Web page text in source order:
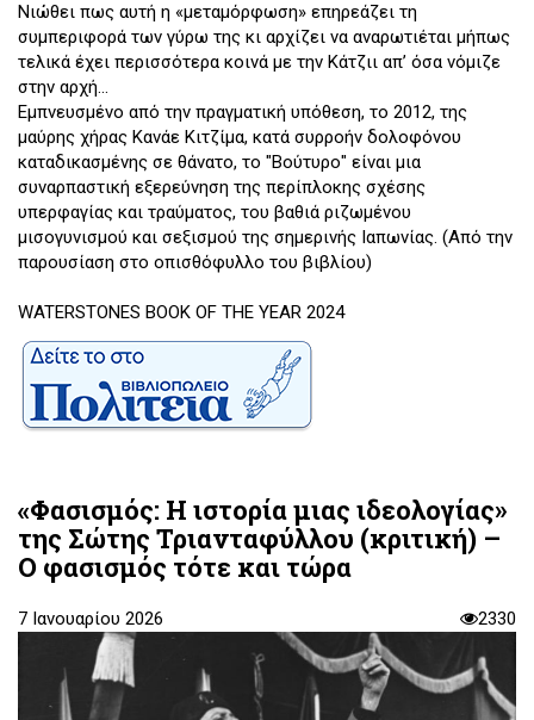
Νιώθει πως αυτή η «μεταμόρφωση» επηρεάζει τη
συμπεριφορά των γύρω της κι αρχίζει να αναρωτιέται μήπως
τελικά έχει περισσότερα κοινά με την Κάτζιι απ’ όσα νόμιζε
στην αρχή...
Εμπνευσμένο από την πραγματική υπόθεση, το 2012, της
μαύρης χήρας Κανάε Κιτζίμα, κατά συρροήν δολοφόνου
καταδικασμένης σε θάνατο, το "Βούτυρο" είναι μια
συναρπαστική εξερεύνηση της περίπλοκης σχέσης
υπερφαγίας και τραύματος, του βαθιά ριζωμένου
μισογυνισμού και σεξισμού της σημερινής Ιαπωνίας. (Από την
παρουσίαση στο οπισθόφυλλο του βιβλίου)
WATERSTONES BOOK OF THE YEAR 2024
«Φασισμός: Η ιστορία μιας ιδεολογίας»
της Σώτης Τριανταφύλλου (κριτική) –
Ο φασισμός τότε και τώρα
7 Ιανουαρίου 2026 2330